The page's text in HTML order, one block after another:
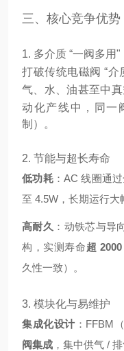
三、核心竞争优势
1. 多介质 “一阀多用"
打破传统电磁阀 “
气、水、油甚至中真
动化产线中，同一
制）。
2. 节能与超长寿命
低功耗：AC 线圈通
至 4.5W，长期运行大
高耐久 ：动铁芯与导
构，实测寿命超
久性一致）。
3. 模块化与易维护
集成化设计 ：FFBM
阀集成 ，集中供气 /